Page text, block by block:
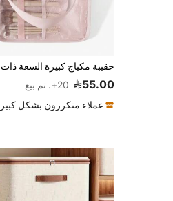
55.00 20+. تم بيع
عملاء متكررون بشكل كبير